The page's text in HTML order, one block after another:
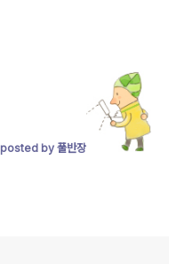
posted by 풀반장